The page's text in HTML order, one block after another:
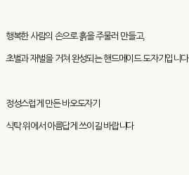
행복한 사람의 손으로 흙을 주물러 만들고,
초벌과 재벌을 거쳐 완성되는 핸드메이드 도자기입니다
정성스럽게 만든 바오도자기
식탁 위에서 아름답게 쓰이길 바랍니다